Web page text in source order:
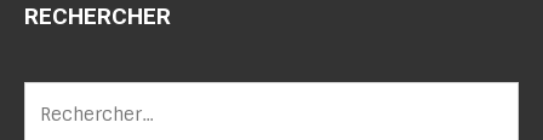
RECHERCHER